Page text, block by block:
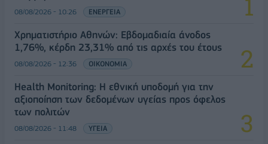
08/08/2026 - 10:26 ΕΝΕΡΓΕΙΑ
Χρηματιστήριο Αθηνών: Εβδομαδιαία άνοδος
1,76%, κέρδη 23,31% από τις αρχές του έτους
08/08/2026 - 12:36 ΟΙΚΟΝΟΜΙΑ
Health Monitoring: Η εθνική υποδομή για την
αξιοποίηση των δεδομένων υγείας προς όφελος
των πολιτών
08/08/2026 - 11:48 ΥΓΕΙΑ